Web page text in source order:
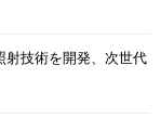
射技術を開発、次世代